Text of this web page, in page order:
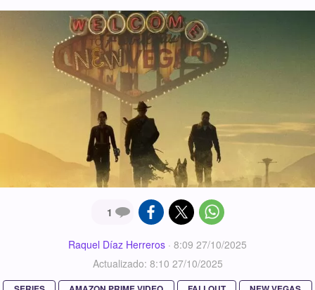
1
Raquel Díaz Herreros · 8:09 27/10/2025
Actualizado: 8:10 27/10/2025